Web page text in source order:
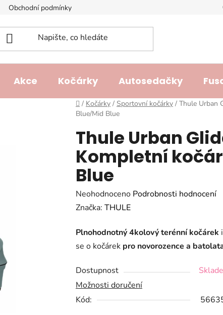
Obchodní podmínky
Akce Kočárky Autosedačky
Domů
/ Kočárky / Sportovní kočárky / Thule Urban
Blue/Mid Blue
Thule Urban
Kompletní
Blue
Průměrné
hodnocení
je
0,0
5
hvězdiček.
Neohodnoceno Podrobnosti hodnocení
Značka: THULE
Plnohodnotný 4kolový terénní kočárek
se o kočárek pro novorozence a
Dostupnost
Možnosti doručení
Kód: